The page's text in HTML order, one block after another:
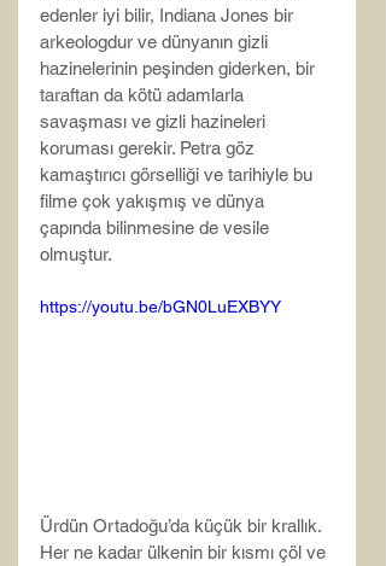
edenler iyi bilir, Indiana Jones bir
arkeologdur ve dünyanın gizli
hazinelerinin peşinden giderken, bir
taraftan da kötü adamlarla
savaşması ve gizli hazineleri
koruması gerekir. Petra göz
kamaştırıcı görselliği ve tarihiyle bu
filme çok yakışmış ve dünya
çapında bilinmesine de vesile
olmuştur.
https://youtu.be/bGN0LuEXBYY
Ürdün Ortadoğu’da küçük bir krallık.
Her ne kadar ülkenin bir kısmı çöl ve